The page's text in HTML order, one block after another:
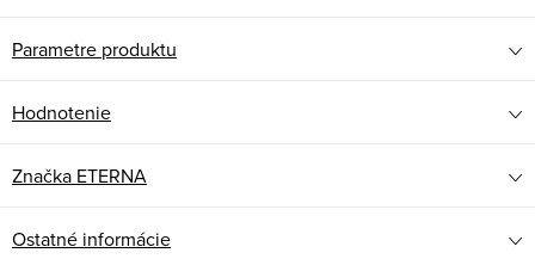
Parametre produktu
Hodnotenie
Značka ETERNA
Ostatné informácie